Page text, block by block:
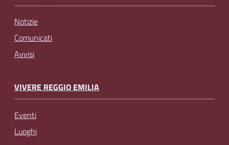
Notizie
Comunicati
Avvisi
VIVERE REGGIO EMILIA
Eventi
Luoghi